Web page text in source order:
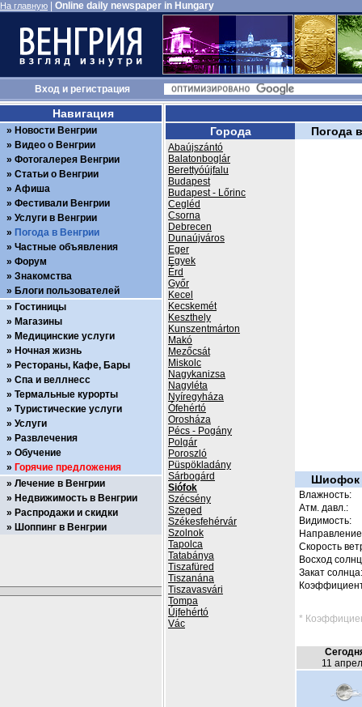
На главную Online daily newspaper in Hungary
Входи регистрация
Города
Abaújszántó
Balatonboglár
Berettyóújfalu
Budapest
Budapest - Lőrinc
Cegléd
Csorna
Debrecen
Dunaújváros
Eger
Egyek
Érd
Győr
Kecel
Kecskemét
Keszthely
Kunszentmárton
Makó
Mezőcsát
Miskolc
Nagykanizsa
Nagyléta
Nyíregyháza
Ófehértó
Orosháza
Pécs - Pogány
Polgár
Poroszló
Püspökladány
Sárbogárd
Siófok
Szécsény
Szeged
Székesfehérvár
Szolnok
Tapolca
Tatabánya
Tiszafüred
Tiszanána
Tiszavasvári
Tompa
Újfehértó
Vác
Погода
Шиофок
Влажность:
Атм. давл.:
Видимость:
Скорость
Восход
Закат солнца:
*
11
Навигация
Новости Венгрии
Видео о Венгрии
Фотогалерея Венгрии
Статьи о Венгрии
Афиша
Фестивали Венгрии
Услуги в Венгрии
Погода в Венгрии
Частные объявления
Форум
Знакомства
Блоги пользователей
Гостиницы
Магазины
Медицинские услуги
Ночная жизнь
Рестораны, Кафе, Бары
Спа и веллнесс
Термальные курорты
Туристические услуги
Услуги
Развлечения
Обучение
Горячие предложения
Лечение в Венгрии
Недвижимость в Венгрии
Распродажи и скидки
Шоппинг в Венгрии